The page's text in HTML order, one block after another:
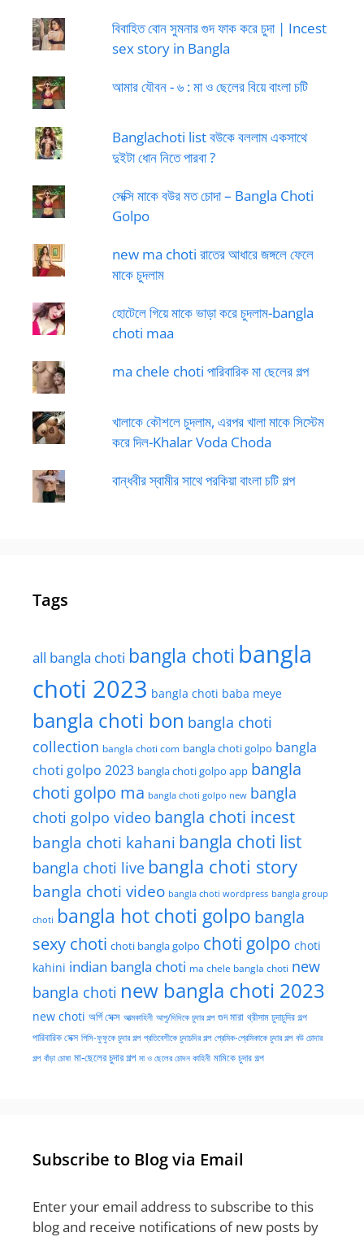
বিবাহিত বোন সুমনার গুদ ফাক করে চুদা | Incest
sex story in Bangla
আমার যৌবন - ৬ : মা ও ছেলের বিয়ে বাংলা চটি
Banglachoti list বউকে বললাম একসাথে
দুইটা ধোন নিতে পারবা ?
সেক্সি মাকে বউর মত চোদা – Bangla Choti
Golpo
new ma choti রাতের আধারে জঙ্গলে ফেলে
মাকে চুদলাম
হোটেলে গিয়ে মাকে ভাড়া করে চুদলাম-bangla
choti maa
ma chele choti পারিবারিক মা ছেলের গল্প
খালাকে কৌশলে চুদলাম, এরপর খালা মাকে সিস্টেম
করে দিল-Khalar Voda Choda
বান্ধবীর স্বামীর সাথে পরকিয়া বাংলা চটি গল্প
Tags
all bangla choti bangla choti bangla
choti 2023 bangla choti baba meye
bangla choti bon bangla choti
collection bangla choti com bangla choti golpo bangla
choti golpo 2023 bangla choti golpo app bangla
choti golpo ma bangla choti golpo new bangla
choti golpo video bangla choti incest
bangla choti kahani bangla choti list
bangla choti live bangla choti story
bangla choti video bangla choti wordpress bangla group
choti bangla hot choti golpo bangla
sexy choti choti bangla golpo choti golpo choti
kahini indian bangla choti ma chele bangla choti new
bangla choti new bangla choti 2023
new choti অর্গি সেক্স আত্মকাহিনী আপু/দিদিকে চুদার গল্প গুদ মারা থ্রীসাম চুদাচুদির গল্প
পারিবারিক সেক্স পিসি-ফুফুকে চুদার গল্প প্রতিবেশীকে চুদাচদির গল্প প্রেমিক-প্রেমিকাকে চুদার গল্প বউ চোদার
গল্প বাঁড়া চোষা মা-ছেলের চুদার গল্প মা ও ছেলের চোদন কাহিনী মামিকে চুদার গল্প
Subscribe to Blog via Email
Enter your email address to subscribe to this
blog and receive notifications of new posts by